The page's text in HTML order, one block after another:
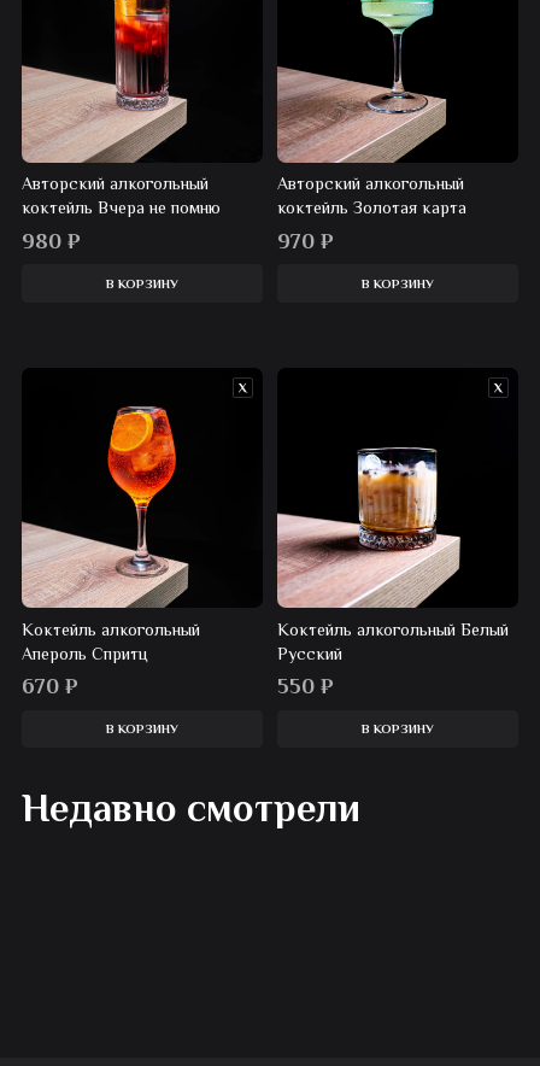
Авторский алкогольный
коктейль Вчера не помню
980 ₽
В КОРЗИНУ
Авторский алкогольный
коктейль Золотая карта
970₽
В КОРЗИНУ
Коктейль алкогольный
Апероль Спритц
670 ₽
В КОРЗИНУ
Коктейль алкогольный Белый
Русский
550₽
В КОРЗИНУ
Недавно смотрели